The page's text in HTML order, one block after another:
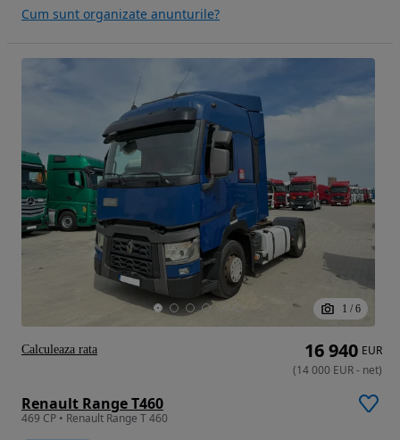
Cum sunt organizate anunturile?
1 / 6
Renault Range T460
469 CP • Renault Range T 460
16 940 EUR
(14 000 EUR- net)
Calculeaza rata